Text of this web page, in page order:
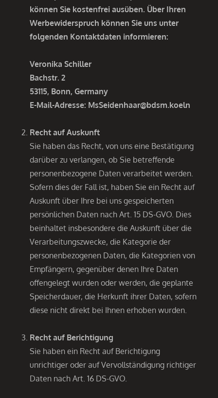
können Sie kostenfrei ausüben. Über Ihren
Werbewiderspruch können Sie uns unter
folgenden Kontaktdaten informieren:
Veronika Schiller
Bachstr. 2
53115, Bonn, Germany
E-Mail-Adresse: MsSeidenhaar@bdsm.koeln
Recht auf Auskunft
Sie haben das Recht, von uns eine Bestätigung
darüber zu verlangen, ob Sie betreffende
personenbezogene Daten verarbeitet werden.
Sofern dies der Fall ist, haben Sie ein Recht auf
Auskunft über Ihre bei uns gespeicherten
persönlichen Daten nach Art. 15 DS-GVO. Dies
beinhaltet insbesondere die Auskunft über die
Verarbeitungszwecke, die Kategorie der
personenbezogenen Daten, die Kategorien von
Empfängern, gegenüber denen Ihre Daten
offengelegt wurden oder werden, die geplante
Speicherdauer, die Herkunft ihrer Daten, sofern
diese nicht direkt bei Ihnen erhoben wurden.
Recht auf Berichtigung
Sie haben ein Recht auf Berichtigung
unrichtiger oder auf Vervollständigung richtiger
Daten nach Art. 16 DS-GVO.